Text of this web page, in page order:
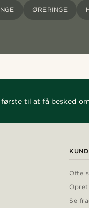
ØRERINGE
til at få besked
Ofte
Se